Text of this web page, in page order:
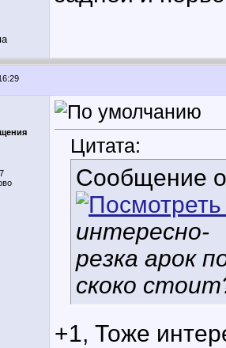
Цитата:
Сообщение
интересно-
резка арок
скоко
+1, Тоже